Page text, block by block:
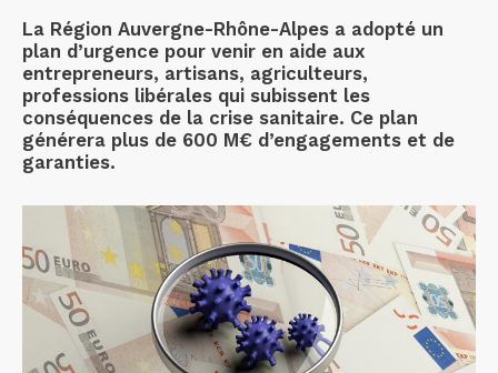
La Région Auvergne-Rhône-Alpes a adopté un
plan d’urgence pour venir en aide aux
entrepreneurs, artisans, agriculteurs,
professions libérales qui subissent les
conséquences de la crise sanitaire. Ce plan
générera plus de 600 M€ d’engagements et de
garanties.